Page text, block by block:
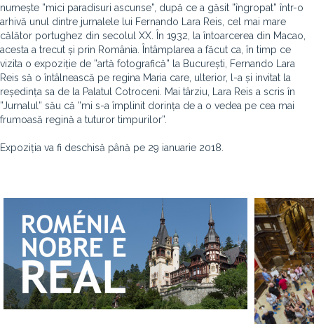
numește ”mici paradisuri ascunse”, după ce a găsit ”îngropat” într-o
arhivă unul dintre jurnalele lui Fernando Lara Reis, cel mai mare
călător portughez din secolul XX. În 1932, la întoarcerea din Macao,
acesta a trecut și prin România. Întâmplarea a făcut ca, în timp ce
vizita o expoziție de ”artă fotografică” la București, Fernando Lara
Reis să o întâlnească pe regina Maria care, ulterior, l-a și invitat la
reședința sa de la Palatul Cotroceni. Mai târziu, Lara Reis a scris în
”Jurnalul” său că ”mi s-a împlinit dorința de a o vedea pe cea mai
frumoasă regină a tuturor timpurilor”.
Expoziția va fi deschisă până pe 29 ianuarie 2018.